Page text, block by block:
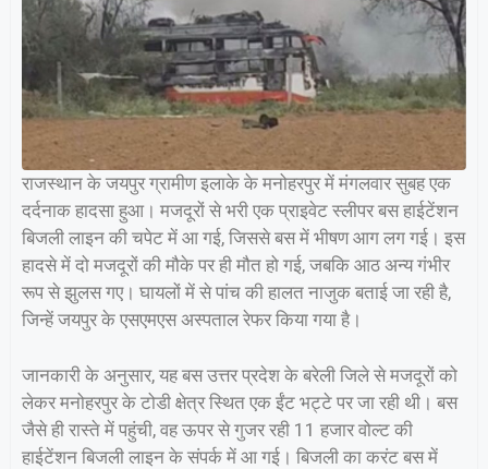
राजस्थान के जयपुर ग्रामीण इलाके के मनोहरपुर में मंगलवार सुबह एक
दर्दनाक हादसा हुआ। मजदूरों से भरी एक प्राइवेट स्लीपर बस हाईटेंशन
बिजली लाइन की चपेट में आ गई, जिससे बस में भीषण आग लग गई। इस
हादसे में दो मजदूरों की मौके पर ही मौत हो गई, जबकि आठ अन्य गंभीर
रूप से झुलस गए। घायलों में से पांच की हालत नाजुक बताई जा रही है,
जिन्हें जयपुर के एसएमएस अस्पताल रेफर किया गया है।
जानकारी के अनुसार, यह बस उत्तर प्रदेश के बरेली जिले से मजदूरों को
लेकर मनोहरपुर के टोडी क्षेत्र स्थित एक ईंट भट्टे पर जा रही थी। बस
जैसे ही रास्ते में पहुंची, वह ऊपर से गुजर रही 11 हजार वोल्ट की
हाईटेंशन बिजली लाइन के संपर्क में आ गई। बिजली का करंट बस में